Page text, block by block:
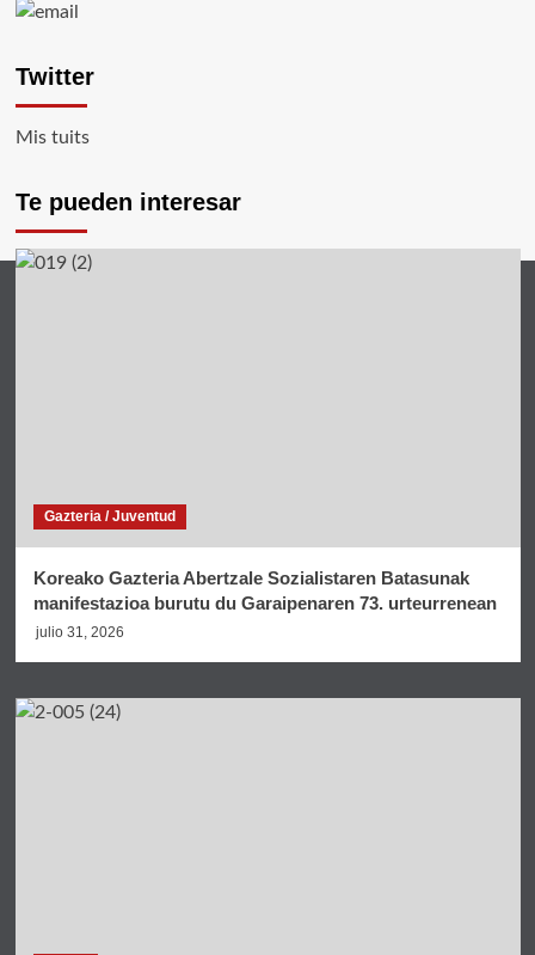
Twitter
Mis tuits
Te pueden interesar
Gazteria / Juventud
Koreako Gazteria Abertzale Sozialistaren Batasunak
manifestazioa burutu du Garaipenaren 73. urteurrenean
julio 31, 2026